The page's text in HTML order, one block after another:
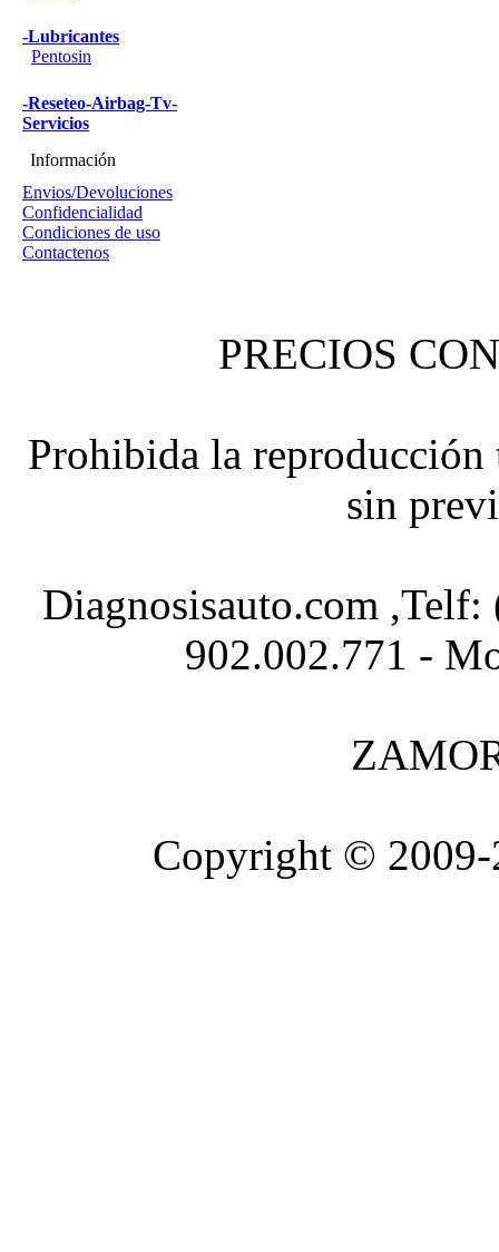
-Lubricantes
Pentosin
-Reseteo-Airbag-Tv-
Servicios
Información
Envios/Devoluciones
Confidencialidad
Condiciones de uso
Contactenos
PRECIOS
Prohibida la
sin
Diagnosisauto.com
902.002.771 -
Copyright ©